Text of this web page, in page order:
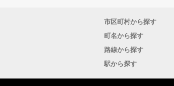
市区町村から探す
町名から探す
路線から探す
駅から探す